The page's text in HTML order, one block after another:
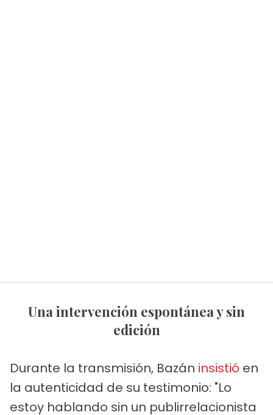
Una intervención espontánea y sin
edición
Durante la transmisión, Bazán insistió en
la autenticidad de su testimonio: "Lo
estoy hablando sin un publirrelacionista